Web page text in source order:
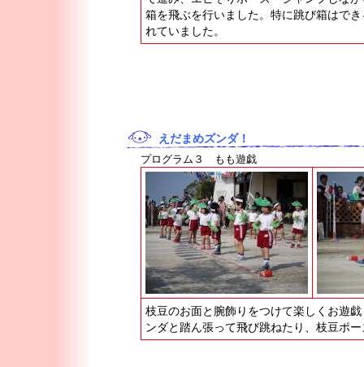
箱を飛ぶを行いました。特に跳び箱はで
れていました。
えだまめズンダ！
プログラム３ もも遊戯
枝豆のお面と腕飾りをつけて楽しくお遊
ンダと踏ん張って飛び跳ねたり、枝豆ポ